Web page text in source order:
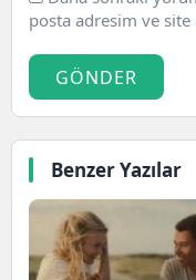
posta adresim ve site
GÖNDER
Benzer Yazılar